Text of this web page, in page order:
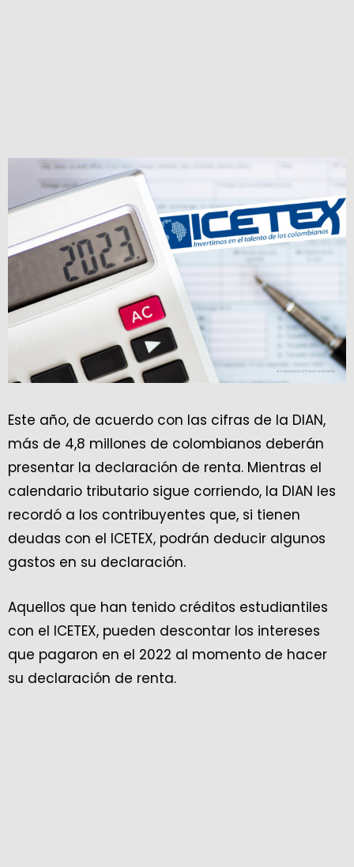
Este año, de acuerdo con las cifras de la DIAN,
más de 4,8 millones de colombianos deberán
presentar la declaración de renta. Mientras el
calendario tributario sigue corriendo, la DIAN les
recordó a los contribuyentes que, si tienen
deudas con el ICETEX, podrán deducir algunos
gastos en su declaración.
Aquellos que han tenido créditos estudiantiles
con el ICETEX, pueden descontar los intereses
que pagaron en el 2022 al momento de hacer
su declaración de renta.